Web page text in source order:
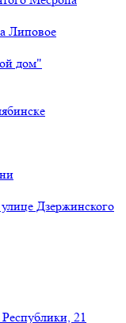
Липовое
дом"
Дзержинского
21